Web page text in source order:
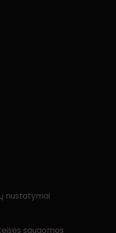
nustatymai
saugomos